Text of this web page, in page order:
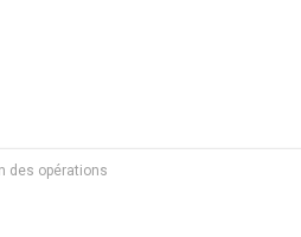
des opérations